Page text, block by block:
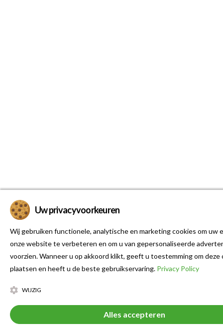
Uw privacyvoorkeuren
Wij gebruiken functionele, analytische en marketing cookies om uw
onze website te verbeteren en om u van gepersonaliseerde
voorzien. Wanneer u op akkoord klikt, geeft u toestemming om deze
plaatsen en heeft u de beste gebruikservaring. Privacy Policy
WIJZIG
Alles accepteren